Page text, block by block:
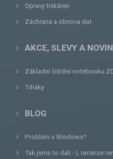
Opravy tiskáren
Záchrana a obnova dat
AKCE, SLEVY A
Základní čištění notebooku
Trháky
BLOG
Problém s Windows?
Tak jsme to dali :-), recenze